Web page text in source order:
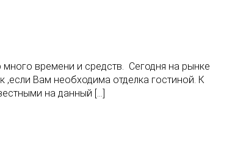
времени и средств. Сегодня на рынке
Вам необходима отделка гостиной. К
на данный […]